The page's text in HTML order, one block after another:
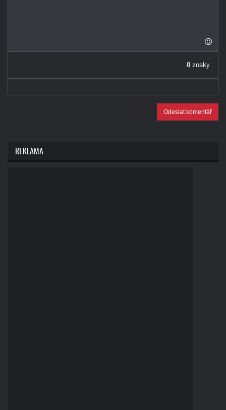
0 znaky
Odeslat komentář
REKLAMA